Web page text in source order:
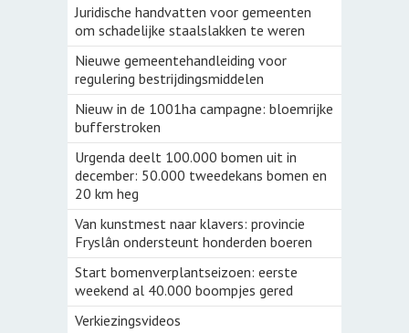
Juridische handvatten voor gemeenten
om schadelijke staalslakken te weren
Nieuwe gemeentehandleiding voor
regulering bestrijdingsmiddelen
Nieuw in de 1001ha campagne: bloemrijke
bufferstroken
Urgenda deelt 100.000 bomen uit in
december: 50.000 tweedekans bomen en
20 km heg
Van kunstmest naar klavers: provincie
Fryslân ondersteunt honderden boeren
Start bomenverplantseizoen: eerste
weekend al 40.000 boompjes gered
Verkiezingsvideos